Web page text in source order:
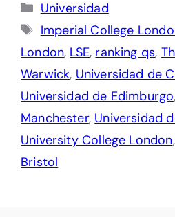
Categorías
Universidad
Etiquetas
Imperial College
London, LSE, ranking qs,
Warwick, Universidad de
Universidad de Edimburgo,
Manchester, Universidad
University College London,
Bristol